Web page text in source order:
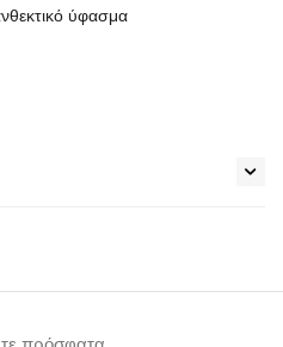
ύφασμα